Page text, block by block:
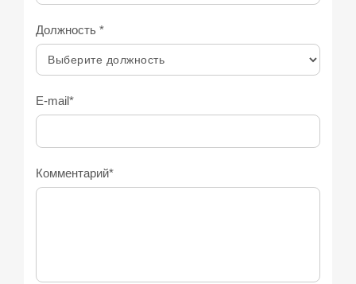
Должность *
E-mail*
Комментарий*